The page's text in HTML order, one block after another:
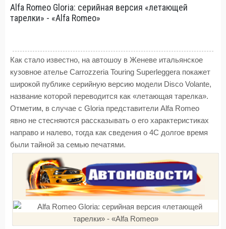
Alfa Romeo Gloria: серийная версия «летающей
тарелки» - «Alfa Romeo»
Как стало известно, на автошоу в Женеве итальянское
кузовное ателье Carrozzeria Touring Superleggera покажет
широкой публике серийную версию модели Disco Volante,
название которой переводится как «летающая тарелка».
Отметим, в случае с Gloria представители Alfa Romeo
явно не стесняются рассказывать о его характеристиках
направо и налево, тогда как сведения о 4С долгое время
были тайной за семью печатями.